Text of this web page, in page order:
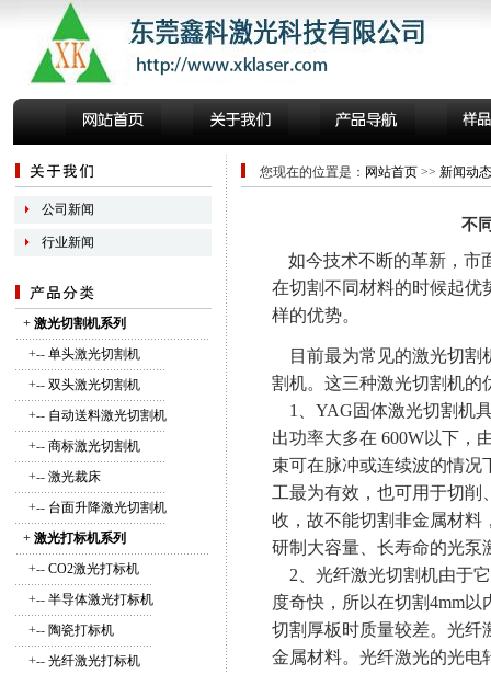
公司新闻
行业新闻
+ 激光切割机系列
+--单头激光切割机
+--双头激光切割机
+-- 自动送料激光切割机
+--商标激光切割机
+--激光裁床
+-- 台面升降激光切割机
+ 激光打标机系列
+--CO2激光打标机
+--半导体激光打标机
+-- 陶瓷打标机
+--光纤激光打标机
您现在的位置是： 网站首页>> 新闻动态
不
如今技术不断的革新，市
在切割不同材料的时候起优
样的优势。
目前最为常见的激光切割
割机。这三种激光切割机的
1、YAG固体激光切割机
出功率大多在 600W以下，
束可在脉冲或连续波的情况
工最为有效，也可用于切削
收，故不能切割非金属材料
研制大容量、长寿命的光泵
2、光纤激光切割机由于
度奇快，所以在切割4mm
切割厚板时质量较差。光纤
金属材料。光纤激光的光电